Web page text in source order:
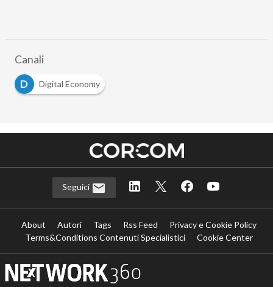
Canali
D
Digital Economy
Seguici
About Autori Tags Rss Feed
Privacy e Cookie Policy
Terms&Conditions Contenuti Specialistici
Cookie Center